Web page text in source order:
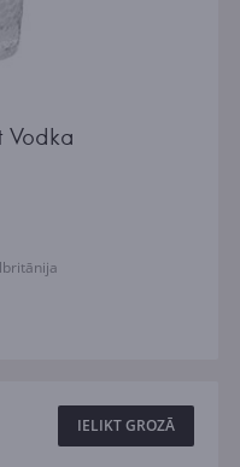
Vodka
IELIKT GROZĀ